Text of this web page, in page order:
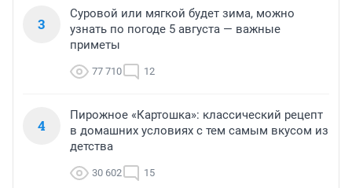
3
Суровой или мягкой будет зима, можно
узнать по погоде 5 августа — важные
приметы
77 710 12
4
Пирожное «Картошка»: классический рецепт
в домашних условиях с тем самым вкусом из
детства
30 602 15